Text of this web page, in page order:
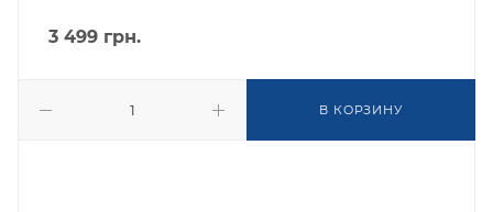
3 499 грн.
В КОРЗИНУ